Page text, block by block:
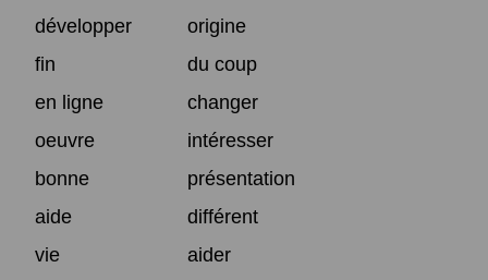
développer
origine
fin
du coup
en ligne
changer
oeuvre
intéresser
bonne
présentation
aide
différent
vie
aider